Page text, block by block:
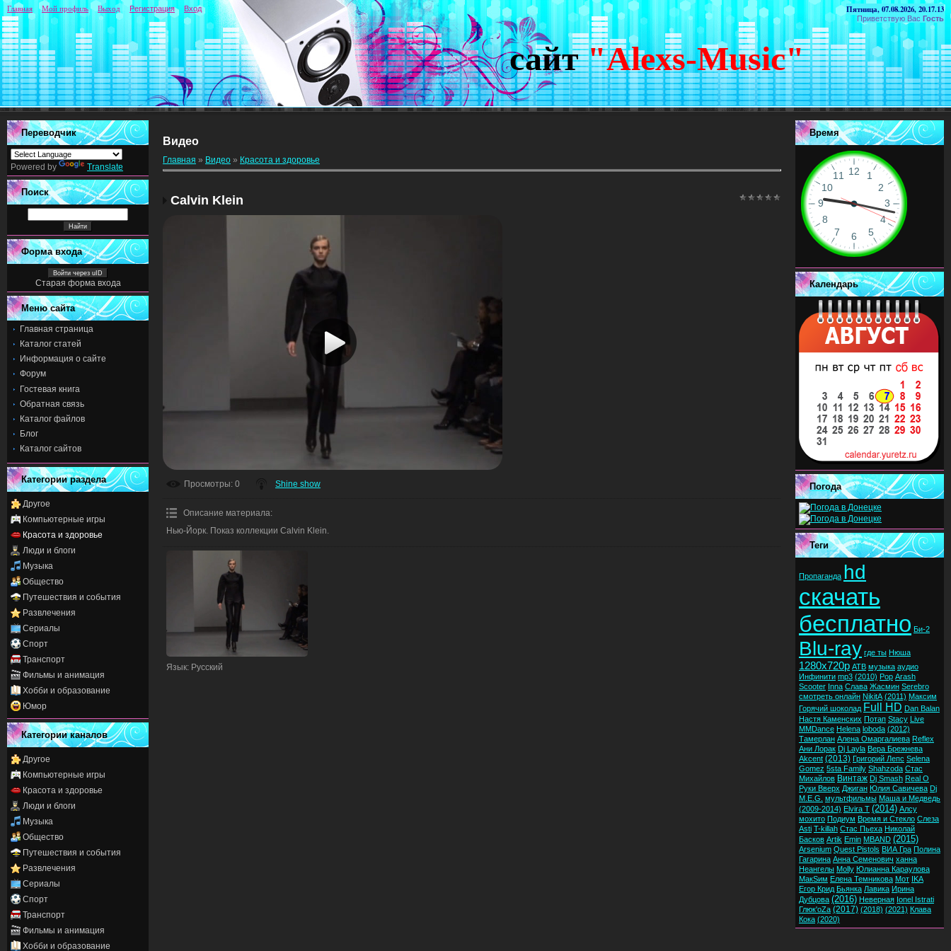
Пятница, 07.08.2026, 20.17.13
Приветствую Вас Гость
сайт "Alexs-Music"
Главная Мой профиль Выход Регистрация Вход
Переводчик
Powered by Translate
Поиск
Форма входа
Войти через uID
Старая форма входа
Меню сайта
Главная страница
Каталог статей
Информация о сайте
Форум
Гостевая книга
Обратная связь
Каталог файлов
Блог
Каталог сайтов
Категории раздела
Другое
Компьютерные игры
Красота и здоровье
Люди и блоги
Музыка
Общество
Путешествия и события
Развлечения
Сериалы
Спорт
Транспорт
Фильмы и анимация
Хобби и образование
Юмор
Категории каналов
Другое
Компьютерные игры
Красота и здоровье
Люди и блоги
Музыка
Общество
Путешествия и события
Развлечения
Сериалы
Спорт
Транспорт
Фильмы и анимация
Хобби и образование
Видео
Главная » Видео » Красота и здоровье
Calvin Klein
Просмотры: 0 Shine show
Описание материала:
Нью-Йорк. Показ коллекции Calvin Klein.
Язык: Русский
Время
Календарь
Погода
Теги
Пропаганда hd
скачать
бесплатно Би-2
Blu-ray где ты Нюша
1280x720p ATB музыка аудио
Инфинити mp3 (2010) Pop Arash
Scooter Inna Слава Жасмин Serebro
смотреть онлайн NikitA (2011) Максим
Горячий шоколад Full HD Dan Balan
Настя Каменских Потап Stacy Live
MMDance Helena loboda (2012)
Тамерлан Алена Омаргалиева Reflex
Ани Лорак Dj Layla Вера Брежнева
Akcent (2013) Григорий Лепс Selena
Gomez 5sta Family Shahzoda Стас
Михайлов Винтаж Dj Smash Real O
Руки Вверх Джиган Юлия Савичева Dj
M.E.G. мультфильмы Маша и Медведь
(2009-2014) Elvira T (2014) Алсу
мохито Подиум Время и Стекло Слеза
Asti T-killah Стас Пьеха Николай
Басков Artik Emin MBAND (2015)
Arsenium Quest Pistols ВИА Гра Полина
Гагарина Анна Семенович ханна
Неангелы Molly Юлианна Караулова
МакSим Елена Темникова Мот IKA
Егор Крид Бьянка Лавика Ирина
Дубцова (2016) Неверная Ionel Istrati
Глюк'oZa (2017) (2018) (2021) Клава
Кока (2020)